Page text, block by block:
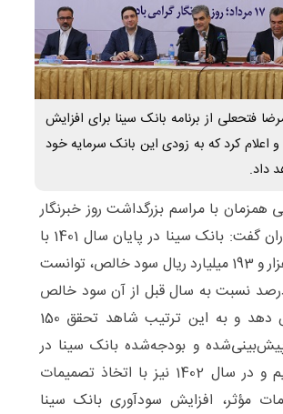
فتحعلی از برنامه بانک سینا برای افزایش
و اعلام کرد که به زودی این بانک سرمایه خود
داد.
همزمان با مراسم بزرگداشت روز خبرنگار
در جمع خبرنگاران گفت: بانک سینا در پایان سال 1401 با
تحقق مبلغ 11 هزار و 193 میلیارد ریال سود خالص، توانست
میزان 53 درصد نسبت به سال قبل از آن سود خالص
خود را افزایش دهد و به این ترتیب شاهد تحقق 150
و بودجه‌شده بانک سینا در
سال 1401 بودیم و در سال 1402 نیز با اتخاذ تصمیمات
مؤثر، افزایش سود‌آوری بانک سینا